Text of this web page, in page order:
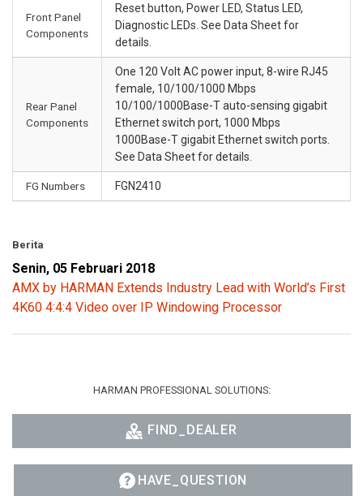
Front Panel
Components
Reset button, Power LED, Status LED,
Diagnostic LEDs. See Data Sheet for
details.
Rear Panel
Components
One 120 Volt AC power input, 8-wire RJ45
female, 10/100/1000 Mbps
10/100/1000Base-T auto-sensing gigabit
Ethernet switch port, 1000 Mbps
1000Base-T gigabit Ethernet switch ports.
See Data Sheet for details.
FG Numbers FGN2410
Berita
Senin, 05 Februari 2018
AMX by HARMAN Extends Industry Lead with World’s First
4K60 4:4:4 Video over IP Windowing Processor
HARMAN PROFESSIONAL SOLUTIONS:
FIND_DEALER
HAVE_QUESTION